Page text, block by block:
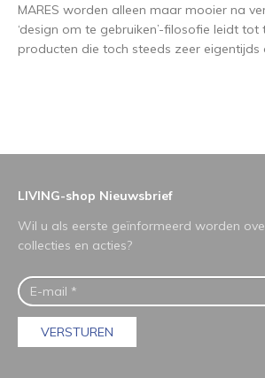
MARES worden alleen maar mooier na
‘design om te gebruiken’-filosofie leidt tot
producten die toch steeds zeer eigentijds
LIVING-shop Nieuwsbrief
Wil u als eerste geïnformeerd worden
collecties en acties?
VERSTUREN